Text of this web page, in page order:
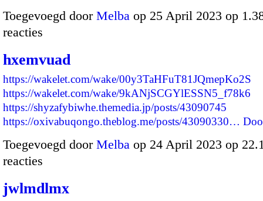
Toegevoegd door Melba op 25 April 2023 op
reacties
hxemvuad
https://wakelet.com/wake/00y3TaHFuT81JQmepKo2S
https://wakelet.com/wake/9kANjSCGYlESSN5_f78k6
https://shyzafybiwhe.themedia.jp/posts/43090745
https://oxivabuqongo.theblog.me/posts/43090330…
Toegevoegd door Melba op 24 April 2023 op
reacties
jwlmdlmx